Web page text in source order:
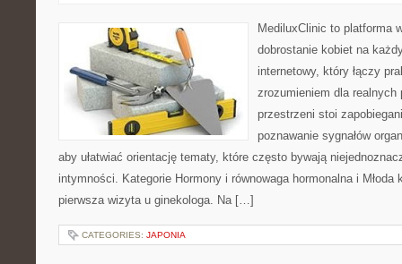
MediluxClinic to platforma
dobrostanie kobiet na
internetowy, który łączy
zrozumieniem dla
przestrzeni stoi
poznawanie sygnałów
aby ułatwiać orientację tematy, które często bywają
intymności. Kategorie Hormony i równowaga hormonalna i Młoda
pierwsza wizyta u ginekologa. Na […]
CATEGORIES: JAPONIA